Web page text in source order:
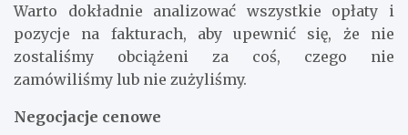
Warto dokładnie analizować wszystkie opłaty i
pozycje na fakturach, aby upewnić się, że nie
zostaliśmy obciążeni za coś, czego nie
zamówiliśmy lub nie zużyliśmy.
Negocjacje cenowe